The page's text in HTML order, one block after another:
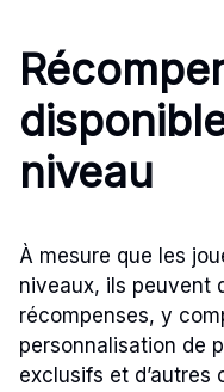
niveau
À mesure que les
niveaux, ils peuvent
récompenses, y
personnalisation de
exclusifs et d’autres